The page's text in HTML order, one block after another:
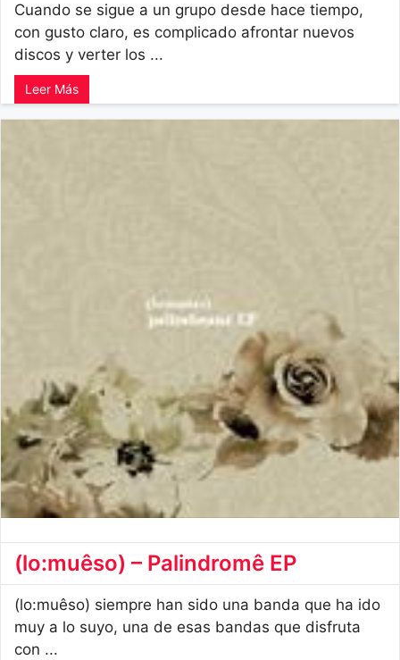
Cuando se sigue a un grupo desde hace tiempo,
con gusto claro, es complicado afrontar nuevos
discos y verter los ...
Leer Más
(lo:muêso) – Palindromê EP
(lo:muêso) siempre han sido una banda que ha ido
muy a lo suyo, una de esas bandas que disfruta
con ...